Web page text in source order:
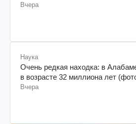
Вчера
Наука
Очень редкая находка: в
в возрасте 32 миллиона лет
Вчера